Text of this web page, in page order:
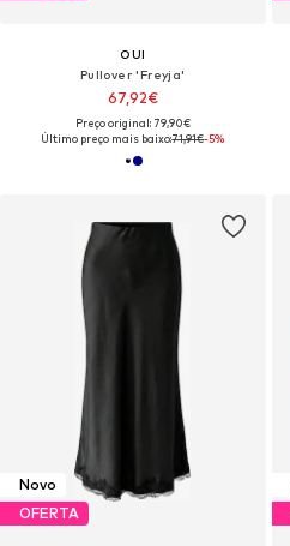
OUI
Pullover 'Freyja'
67,92€
Preço original: 79,90€
Último preço mais baixo:71,91€-5%
Novo
OFERTA